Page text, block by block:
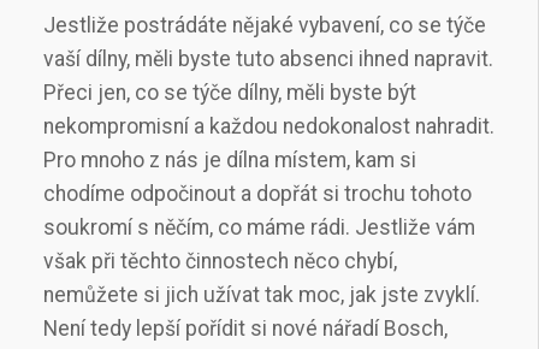
Jestliže postrádáte nějaké vybavení, co se týče
vaší dílny, měli byste tuto absenci ihned napravit.
Přeci jen, co se týče dílny, měli byste být
nekompromisní a každou nedokonalost nahradit.
Pro mnoho z nás je dílna místem, kam si
chodíme odpočinout a dopřát si trochu tohoto
soukromí s něčím, co máme rádi. Jestliže vám
však při těchto činnostech něco chybí,
nemůžete si jich užívat tak moc, jak jste zvyklí.
Není tedy lepší pořídit si nové nářadí Bosch,